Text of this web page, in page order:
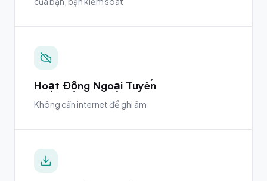
Hoạt Động Ngoại Tuyến
Không cần internet để ghi âm